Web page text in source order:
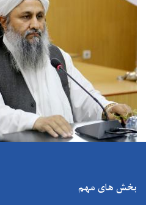
بخش های مهم